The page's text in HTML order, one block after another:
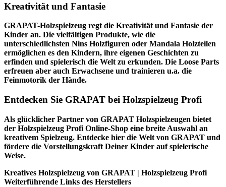
Kreativität und Fantasie
GRAPAT-Holzspielzeug regt die Kreativität und Fantasie der
Kinder an. Die vielfältigen Produkte, wie die
unterschiedlichsten Nins Holzfiguren oder Mandala Holzteilen
ermöglichen es den Kindern, ihre eigenen Geschichten zu
erfinden und spielerisch die Welt zu erkunden. Die Loose Parts
erfreuen aber auch Erwachsene und trainieren u.a. die
Feinmotorik der Hände.
Entdecken Sie GRAPAT bei Holzspielzeug Profi
Als glücklicher Partner von GRAPAT Holzspielzeugen bietet
der Holzspielzeug Profi Online-Shop eine breite Auswahl an
kreativem Spielzeug. Entdecke hier die Welt von GRAPAT und
fördere die Vorstellungskraft Deiner Kinder auf spielerische
Weise.
Kreatives Holzspielzeug von GRAPAT | Holzspielzeug Profi
Weiterführende Links des Herstellers